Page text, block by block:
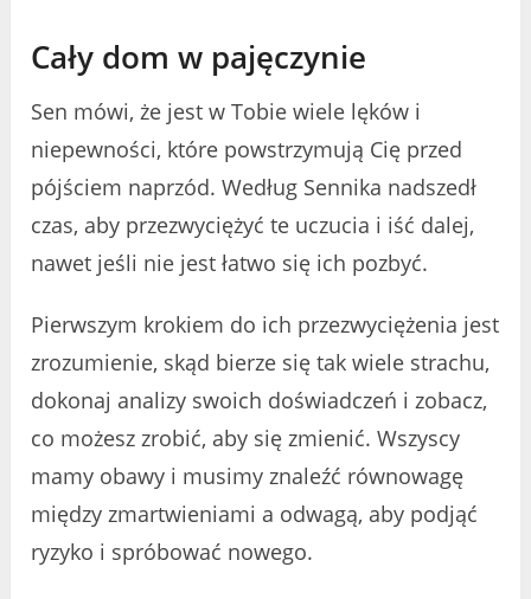
Cały dom w pajęczynie
Sen mówi, że jest w Tobie wiele lęków i
niepewności, które powstrzymują Cię przed
pójściem naprzód. Według Sennika nadszedł
czas, aby przezwyciężyć te uczucia i iść dalej,
nawet jeśli nie jest łatwo się ich pozbyć.
Pierwszym krokiem do ich przezwyciężenia jest
zrozumienie, skąd bierze się tak wiele strachu,
dokonaj analizy swoich doświadczeń i zobacz,
co możesz zrobić, aby się zmienić. Wszyscy
mamy obawy i musimy znaleźć równowagę
między zmartwieniami a odwagą, aby podjąć
ryzyko i spróbować nowego.